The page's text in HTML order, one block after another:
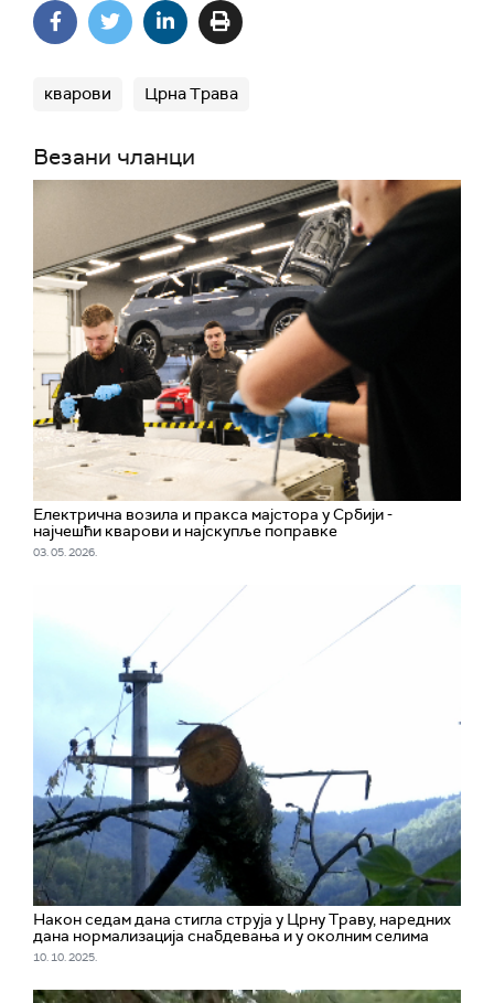
кварови Црна Трава
Везани чланци
Електрична возила и пракса мајстора у Србији -
најчешћи кварови и најскупље поправке
03. 05. 2026.
Након седам дана стигла струја у Црну Траву, наредних
дана нормализација снабдевања и у околним селима
10. 10. 2025.